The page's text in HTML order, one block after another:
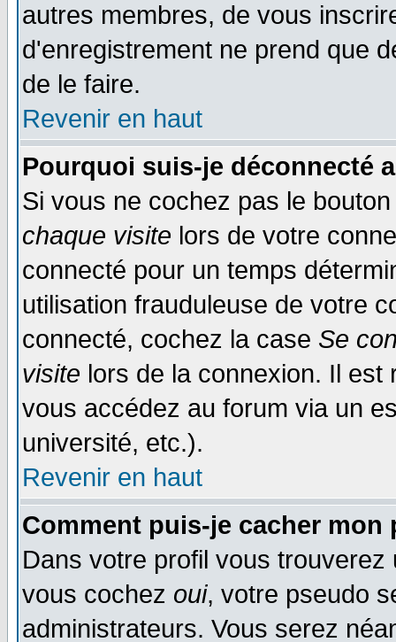
autres membres, de vous
d'enregistrement ne prend que
de le faire.
Revenir en haut
Pourquoi suis-je déconnecté
Si vous ne cochez pas le
chaque visite lors de votre
connecté pour un temps
utilisation frauduleuse de votre
connecté, cochez la case Se
visite lors de la connexion. Il
vous accédez au forum via un
université, etc.).
Revenir en haut
Comment puis-je cacher
Dans votre profil vous
vous cochez oui, votre pseudo
administrateurs. Vous serez